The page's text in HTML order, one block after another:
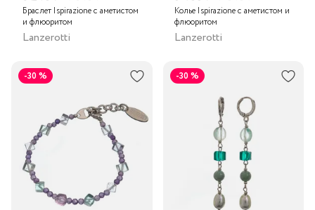
Браслет Ispirazione с аметистом
и флюоритом
Lanzerotti
Колье Ispirazione с аметистом и
флюоритом
Lanzerotti
-30 % -30 %